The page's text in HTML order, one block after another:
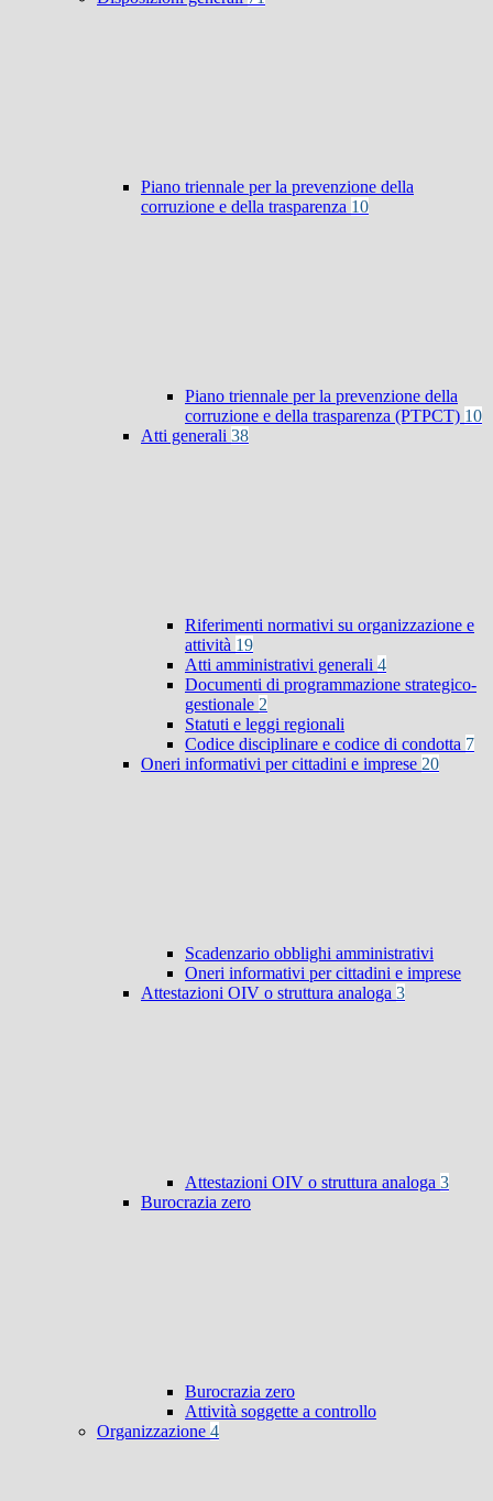
Piano triennale per la prevenzione della
corruzione e della trasparenza 10
Piano triennale per la prevenzione della
corruzione e della trasparenza (PTPCT) 10
Atti generali 38
Riferimenti normativi su organizzazione e
attività 19
Atti amministrativi generali 4
Documenti di programmazione strategico-
gestionale 2
Statuti e leggi regionali
Codice disciplinare e codice di condotta 7
Oneri informativi per cittadini e imprese 20
Scadenzario obblighi amministrativi
Oneri informativi per cittadini e imprese
Attestazioni OIV o struttura analoga 3
Attestazioni OIV o struttura analoga 3
Burocrazia zero
Burocrazia zero
Attività soggette a controllo
Organizzazione 4